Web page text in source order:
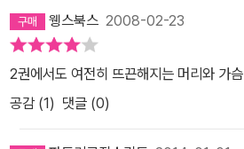
웽스북스 2008-02-23
2권에서도 여전히 뜨끈해지는 머리와 가슴
공감 (1) 댓글 (0)